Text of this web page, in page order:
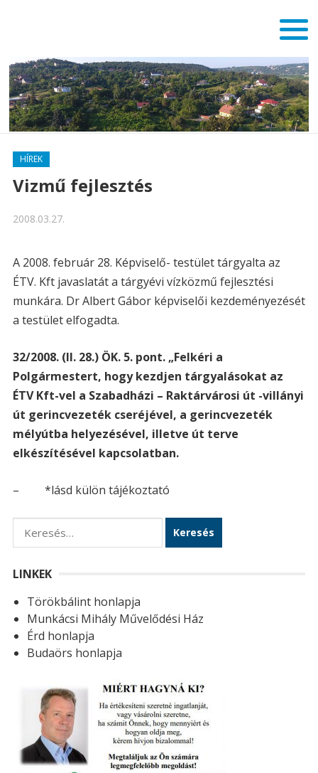
HÍREK
Vizmű fejlesztés
2008.03.27.
A 2008. február 28. Képviselő- testület tárgyalta az
ÉTV. Kft javaslatát a tárgyévi vízközmű fejlesztési
munkára. Dr Albert Gábor képviselői kezdeményezését
a testület elfogadta.
32/2008. (II. 28.) ÖK. 5. pont. „Felkéri a
Polgármestert, hogy kezdjen tárgyalásokat az
ÉTV Kft-vel a Szabadházi – Raktárvárosi út -villányi
út gerincvezeték cseréjével, a gerincvezeték
mélyútba helyezésével, illetve út terve
elkészítésével kapcsolatban.
– *lásd külön tájékoztató
e
s
é
s
LINKEK
Törökbálint honlapja
Munkácsi Mihály Művelődési Ház
Érd honlapja
Budaörs honlapja